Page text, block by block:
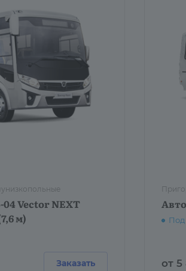
Vector NEXT
м)
Заказать
Под
от 5